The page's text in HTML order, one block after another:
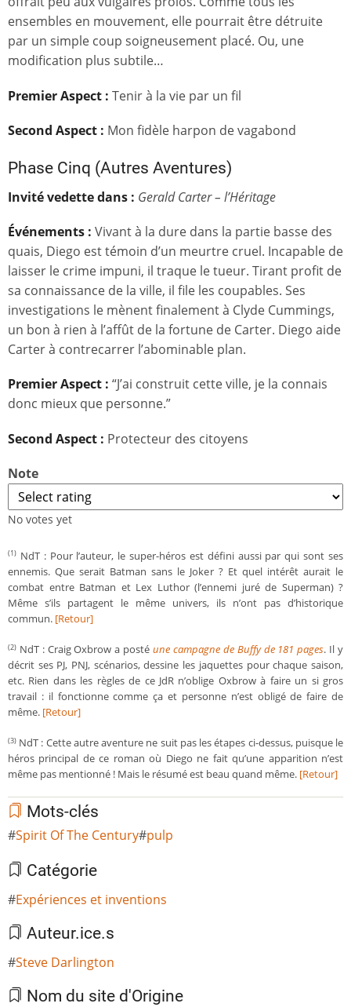
ensembles en mouvement, elle pourrait être détruite
par un simple coup soigneusement placé. Ou, une
modification plus subtile…
Premier Aspect : Tenir à la vie par un fil
Second Aspect : Mon fidèle harpon de vagabond
Phase Cinq (Autres Aventures)
Invité vedette dans : Gerald Carter – l’Héritage
Événements : Vivant à la dure dans la partie basse des
quais, Diego est témoin d’un meurtre cruel. Incapable de
laisser le crime impuni, il traque le tueur. Tirant profit de
sa connaissance de la ville, il file les coupables. Ses
investigations le mènent finalement à Clyde Cummings,
un bon à rien à l’affût de la fortune de Carter. Diego aide
Carter à contrecarrer l’abominable plan.
Premier Aspect : “J’ai construit cette ville, je la connais
donc mieux que personne.”
Second Aspect : Protecteur des citoyens
Note
No votes yet
(1) NdT : Pour l’auteur, le super-héros est défini aussi par qui sont ses
ennemis. Que serait Batman sans le Joker ? Et quel intérêt aurait le
combat entre Batman et Lex Luthor (l’ennemi juré de Superman) ?
Même s’ils partagent le même univers, ils n’ont pas d’historique
commun. [Retour]
(2) NdT : Craig Oxbrow a postéune campagne de Buffy de 181 pages. Il y
décrit ses PJ, PNJ, scénarios, dessine les jaquettes pour chaque saison,
etc. Rien dans les règles de ce JdR n’oblige Oxbrow à faire un si gros
travail : il fonctionne comme ça et personne n’est obligé de faire de
même. [Retour]
(3) NdT : Cette autre aventure ne suit pas les étapes ci-dessus, puisque le
héros principal de ce roman où Diego ne fait qu’une apparition n’est
même pas mentionné ! Mais le résumé est beau quand même. [Retour]
Mots-clés
Spirit Of The Century pulp
Catégorie
Expériences et inventions
Auteur.ice.s
Steve Darlington
Nom du site d'Origine